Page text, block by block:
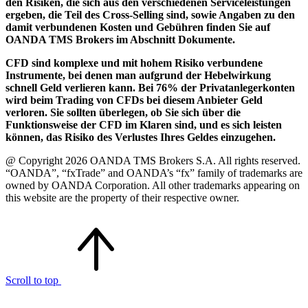
ergeben, die Teil des Cross-Selling sind, sowie Angaben zu den
damit verbundenen Kosten und Gebühren finden Sie auf
OANDA TMS Brokers im Abschnitt Dokumente.
CFD sind komplexe und mit hohem Risiko verbundene
Instrumente, bei denen man aufgrund der Hebelwirkung
schnell Geld verlieren kann. Bei 76% der Privatanlegerkonten
wird beim Trading von CFDs bei diesem Anbieter Geld
verloren. Sie sollten überlegen, ob Sie sich über die
Funktionsweise der CFD im Klaren sind, und es sich leisten
können, das Risiko des Verlustes Ihres Geldes einzugehen.
@ Copyright 2026 OANDA TMS Brokers S.A. All rights reserved.
“OANDA”, “fxTrade” and OANDA’s “fx” family of trademarks are
owned by OANDA Corporation. All other trademarks appearing on
this website are the property of their respective owner.
Scroll to top